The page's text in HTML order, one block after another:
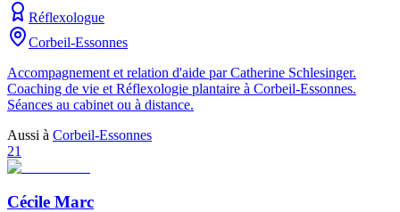
Réflexologue
Corbeil-Essonnes
Accompagnement et relation d'aide par Catherine Schlesinger.
Coaching de vie et Réflexologie plantaire à Corbeil-Essonnes.
Séances au cabinet ou à distance.
Aussi à Corbeil-Essonnes
21
Cécile Marc